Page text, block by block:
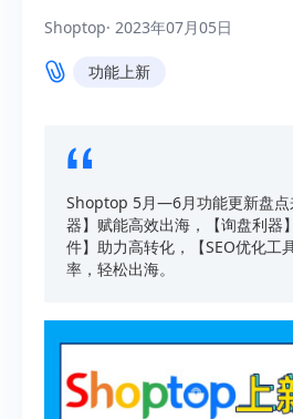
Shoptop· 2023年07月05日
功能上新
Shoptop 5月—6月功能更新盘点
器】赋能高效出海，【询盘利器
件】助力高转化，【SEO优化工
率，轻松出海。